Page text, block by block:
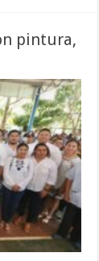
pintura,